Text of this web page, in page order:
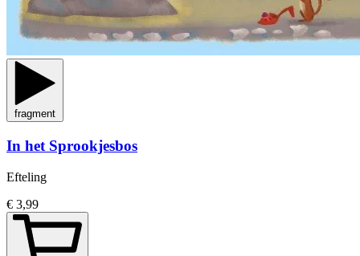
fragment
In het Sprookjesbos
Efteling
€ 3,99